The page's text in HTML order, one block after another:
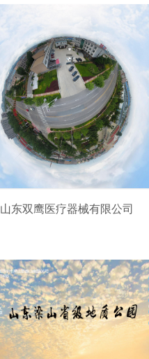
山东双鹰医疗器械有限公司